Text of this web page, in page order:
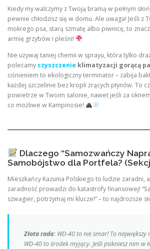
Kiedy my walczymy z Twoją bramą w pełnym
pewnie chłodzisz się w domu. Ale uwaga! Jeśli z
mokrego psa, starą szmatę albo piwnicę, to
armię grzybów i pleśni!
Nie używaj taniej chemii w sprayu, która tylko
polecamy czyszczenie klimatyzacji gorącą
ciśnieniem to ekologiczny terminator – zabija
każdej szczelinie bez kropli żrących płynów. To
powietrze w Twoim salonie, nawet jeśli za
co możliwe w Kampinosie!
Dlaczego “Samozwańczy
Samobójstwo dla Portfela?
Mieszkańcy Kazunia Polskiego to ludzie zaradni,
zaradność prowadzi do katastrofy finansowej!
szwagier, potrzymaj mi klucze!” – to najdroższe
Złota rada: WD-40 to nie smar! To
WD-40 to środek myjący. Jeśli psikniesz nim w